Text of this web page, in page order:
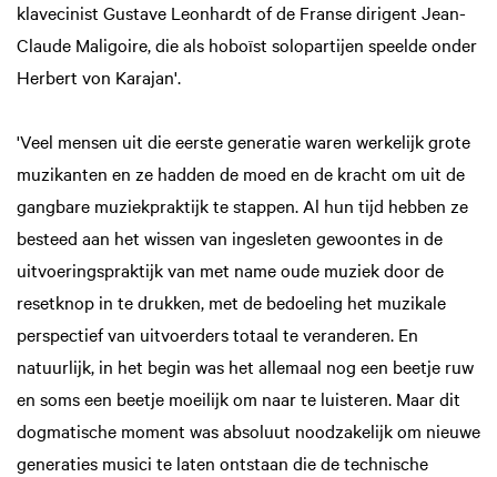
klavecinist Gustave Leonhardt of de Franse dirigent Jean-
Claude Maligoire, die als hoboïst solopartijen speelde onder
Herbert von Karajan'.
'Veel mensen uit die eerste generatie waren werkelijk grote
muzikanten en ze hadden de moed en de kracht om uit de
gangbare muziekpraktijk te stappen. Al hun tijd hebben ze
besteed aan het wissen van ingesleten gewoontes in de
uitvoeringspraktijk van met name oude muziek door de
resetknop in te drukken, met de bedoeling het muzikale
perspectief van uitvoerders totaal te veranderen. En
natuurlijk, in het begin was het allemaal nog een beetje ruw
en soms een beetje moeilijk om naar te luisteren. Maar dit
dogmatische moment was absoluut noodzakelijk om nieuwe
generaties musici te laten ontstaan die de technische